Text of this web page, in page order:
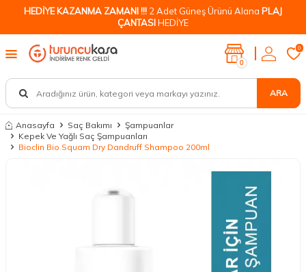
HEDİYE KAZANMA ZAMANI !!! 2 Adet Güneş Ürünü Alana PLAJ
ÇANTASIHEDİYE
ARA
0
0
Anasayfa Saç Bakımı
Şampuanlar
Kepek Ve Yağlı Saç Şampuanları
Bioclin Bio Squam Dry Dandruff Shampoo 200ml